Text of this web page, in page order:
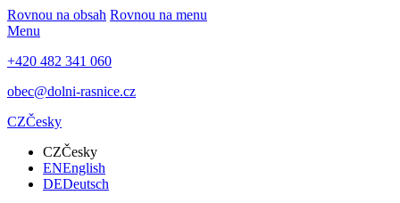
Rovnou na obsah Rovnou na menu
Menu
+420 482 341 060
obec@dolni-rasnice.cz
CZČesky
CZČesky
ENEnglish
DEDeutsch